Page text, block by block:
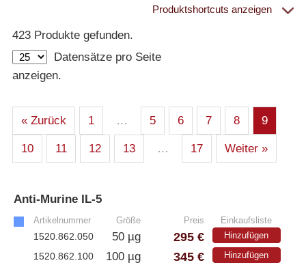
Login
English
Proteine
– Alle Proteine
– Human
– Cell culture tested premium (cct-premium)
– Proteine
– Antikörper
Produktshortcuts anzeigen
423 Produkte gefunden.
Datensätze pro Seite
anzeigen.
« Zurück 1 … 5 6 7 8 9
10 11 12 13 … 17 Weiter »
Anti-Murine IL-5
Artikelnummer Größe Preis Einkaufsliste
1520.862.050 50 µg 295 € Hinzufügen
1520.862.100 100 µg 345 € Hinzufügen